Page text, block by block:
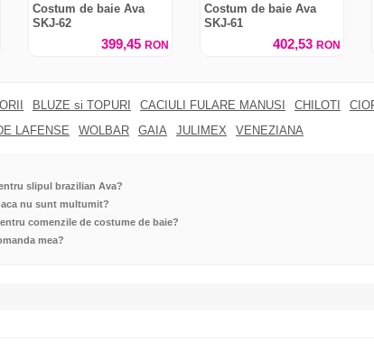
Costum de baie Ava
SKJ-62
399,45 RON
Costum de baie Ava
SKJ-61
402,53 RON
BLUZE si TOPURI CACIULI FULARE MANUSI CHILOTI
LAFENSE WOLBAR GAIA JULIMEX VENEZIANA
slipul brazilian Ava?
nu sunt multumit?
comenzile de costume de baie?
mea?